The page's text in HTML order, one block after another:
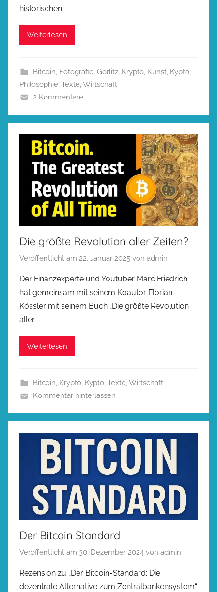
historischen
Weiterlesen
Bitcoin, Fotografie, Görlitz, Krypto, Kunst, Kypto,
Philosophie, Texte,Wirtschaft
2 Kommentare
Die größte Revolution aller Zeiten?
Veröffentlicht am 22. Januar 2025 von admin
Der Finanzexperte und Youtuber Marc Friedrich
hat gemeinsam mit seinem Koautor Florian
Kössler mit seinem Buch „Die größte Revolution
aller
Weiterlesen
Bitcoin, Krypto, Kypto, Texte,Wirtschaft
Kommentar hinterlassen
Der Bitcoin Standard
Veröffentlicht am 30. Dezember 2024 von admin
Rezension zu „Der Bitcoin-Standard: Die
dezentrale Alternative zum Zentralbankensystem“